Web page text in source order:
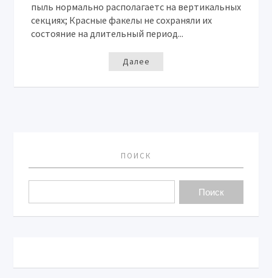
пыль нормально располагаетс на вертикальных
секциях; Красные факелы не сохраняли их
состояние на длительный период...
Далее
ПОИСК